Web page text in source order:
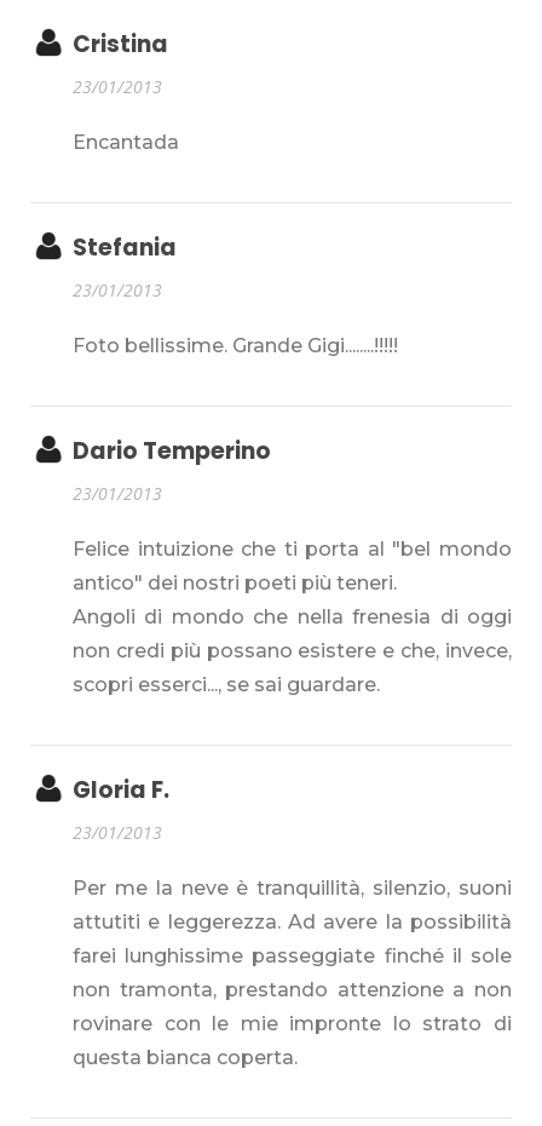
Cristina
23/01/2013
Encantada
Stefania
23/01/2013
Foto bellissime. Grande Gigi........!!!!!
Dario Temperino
23/01/2013
Felice intuizione che ti porta al "bel mondo
antico" dei nostri poeti più teneri.
Angoli di mondo che nella frenesia di oggi
non credi più possano esistere e che, invece,
scopri esserci..., se sai guardare.
Gloria F.
23/01/2013
Per me la neve è tranquillità, silenzio, suoni
attutiti e leggerezza. Ad avere la possibilità
farei lunghissime passeggiate finché il sole
non tramonta, prestando attenzione a non
rovinare con le mie impronte lo strato di
questa bianca coperta.